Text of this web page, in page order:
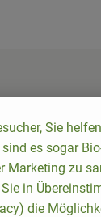
Sie
es sogar
Marketing zu
in
die